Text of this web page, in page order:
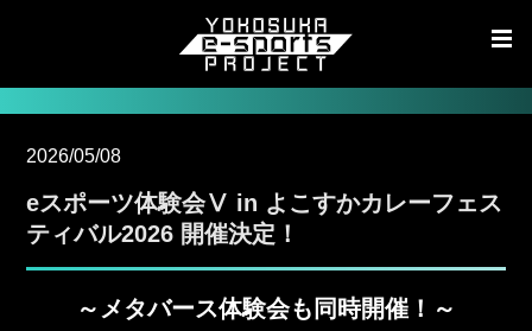
2026/05/08
eスポーツ体験会Ⅴ in よこすかカレーフェス
ティバル2026 開催決定！
～メタバース体験会も同時開催！～